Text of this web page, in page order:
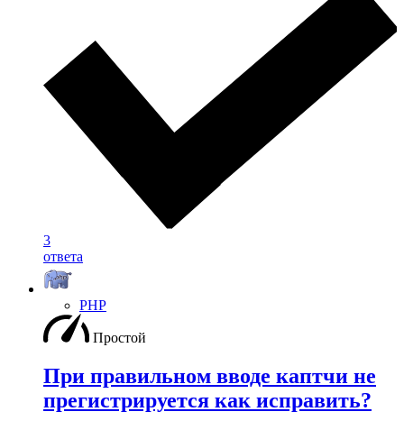
3
ответа
PHP
Простой
При правильном вводе каптчи не
прегистрируется как исправить?